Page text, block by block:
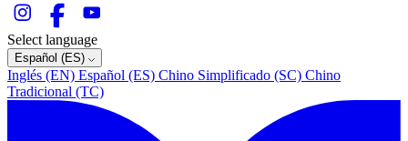
Select language
Español (ES)
Inglés (EN) Español (ES) Chino Simplificado (SC) Chino
Tradicional (TC)